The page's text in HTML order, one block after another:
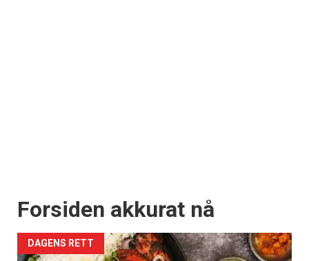
Forsiden akkurat nå
DAGENS RETT